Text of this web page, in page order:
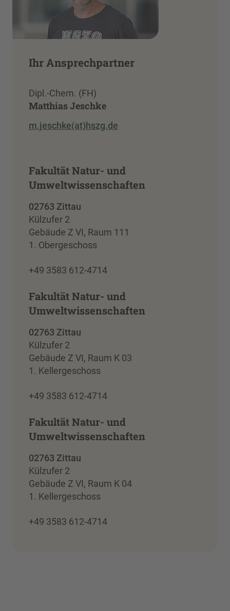
Ihr Ansprechpartner
Dipl.-Chem. (FH)
Matthias Jeschke
m.jeschke(at)hszg.de
Fakultät Natur- und
Umweltwissenschaften
02763 Zittau
Külzufer 2
Gebäude Z VI, Raum 111
1. Obergeschoss
+49 3583 612-4714
Fakultät Natur- und
Umweltwissenschaften
02763 Zittau
Külzufer 2
Gebäude Z VI, Raum K 03
1. Kellergeschoss
+49 3583 612-4714
Fakultät Natur- und
Umweltwissenschaften
02763 Zittau
Külzufer 2
Gebäude Z VI, Raum K 04
1. Kellergeschoss
+49 3583 612-4714